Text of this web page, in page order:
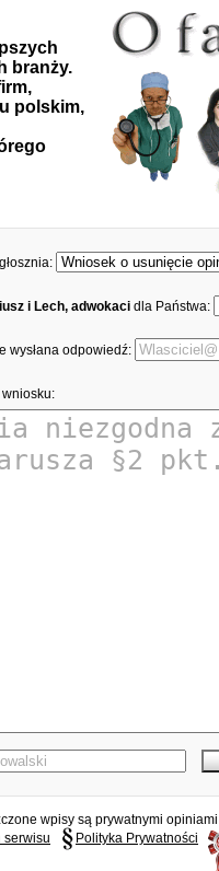
branży.
polskim,
i Lech, adwokaci dla Państwa:
wysłana odpowiedź:
wpisy są prywatnymi
serwisu
Polityka Prywatności